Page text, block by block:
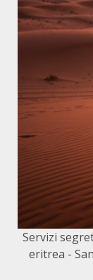
Servizi
eritrea -